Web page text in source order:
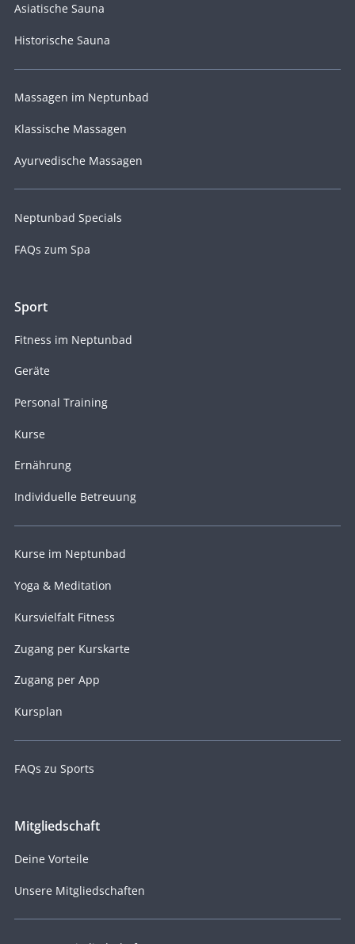
Asiatische Sauna
Historische Sauna
Massagen im Neptunbad
Klassische Massagen
Ayurvedische Massagen
Neptunbad Specials
FAQs zum Spa
Sport
Fitness im Neptunbad
Geräte
Personal Training
Kurse
Ernährung
Individuelle Betreuung
Kurse im Neptunbad
Yoga & Meditation
Kursvielfalt Fitness
Zugang per Kurskarte
Zugang per App
Kursplan
FAQs zu Sports
Mitgliedschaft
Deine Vorteile
Unsere Mitgliedschaften